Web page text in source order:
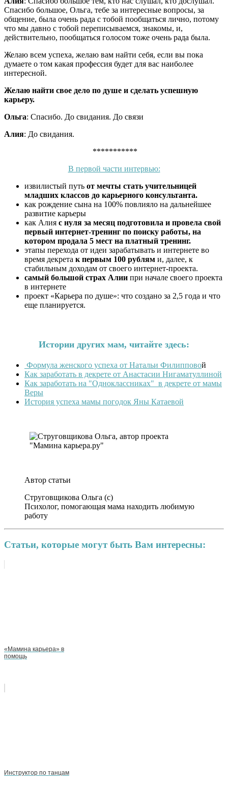
Спасибо большое, Ольга, тебе за интересные вопросы, за
общение, была очень рада с тобой пообщаться лично, потому
что мы давно с тобой переписываемся, знакомы, и,
действительно, пообщаться голосом тоже очень рада была.
Желаю всем успеха, желаю вам найти себя, если вы пока
думаете о том какая профессия будет для вас наиболее
интересной.
Желаю найти свое дело по душе и сделать успешную
карьеру.
Ольга: Спасибо. До свидания. До связи
Алия: До свидания.
***********
В первой части интервью:
извилистый путь от мечты стать учительницей
младших классов до карьерного консультанта.
как рождение сына на 100% повлияло на дальнейшее
развитие карьеры
как Алия с нуля за месяц подготовила и провела свой
первый интернет-тренинг по поиску работы, на
котором продала 5 мест на платный тренинг.
этапы перехода от идеи зарабатывать и интернете во
время декрета к первым 100 рублям и, далее, к
стабильным доходам от своего интернет-проекта.
самый большой страх Алии при начале своего проекта
в интернете
проект «Карьера по душе»: что создано за 2,5 года и что
еще планируется.
Истории других мам, читайте здесь:
Формула женского успеха от Натальи Филипповой
Как заработать в декрете от Анастасии Нигаматуллиной
Как заработать на "Одноклассниках" в декрете от мамы
Веры
История успеха мамы погодок Яны Катаевой
Автор статьи
Струговщикова Ольга (c)
Психолог, помогающая мама находить любимую
работу
Статьи, которые могут быть Вам интересны:
«Мамина карьера» в
помощь
Инструктор по танцам